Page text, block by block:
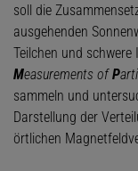
soll die
ausgehenden
Teilchen und
Measurements ofP
sammeln und
Darstellung der
örtlichen